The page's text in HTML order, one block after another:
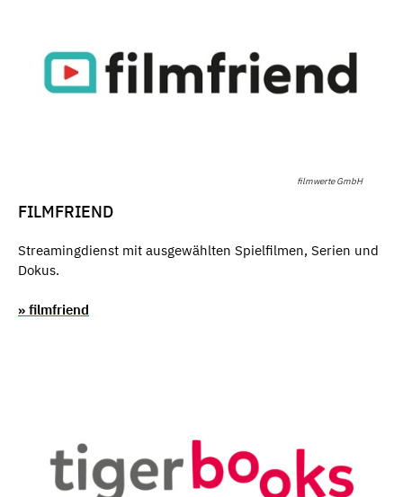
filmwerte GmbH
FILMFRIEND
Streamingdienst mit ausgewählten Spielfilmen, Serien und
Dokus.
» filmfriend